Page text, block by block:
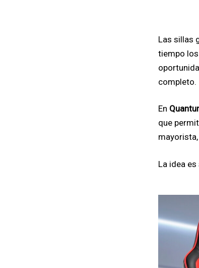
Las sillas
tiempo
completo.
En
que
La idea